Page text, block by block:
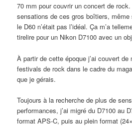
70 mm pour couvrir un concert de rock.
sensations de ces gros boîtiers, même
le D60 n’était pas l’idéal. Ça m’a
tirelire pour un Nikon D7100 avec un
À partir de cette époque j’ai couvert
festivals de rock dans le cadre du
que je gérais.
Toujours à la recherche de plus de
performances, j’ai migré du D7100 au
format APS-C, puis au plein format